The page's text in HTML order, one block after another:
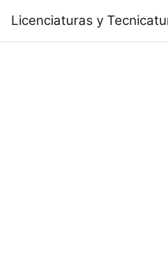
Licenciaturas y